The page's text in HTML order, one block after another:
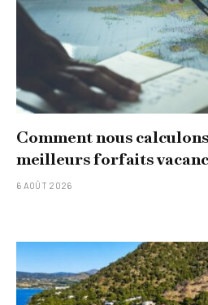
Comment nous
meilleurs forfaits
6 AOÛT 2026